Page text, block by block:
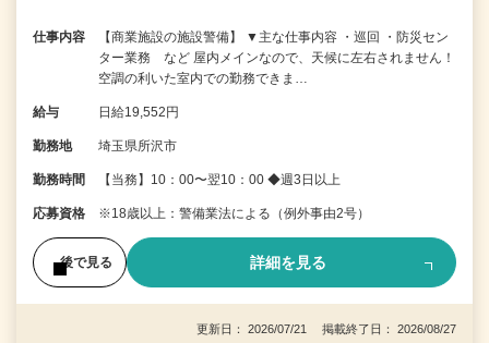
仕事内容
【商業施設の施設警備】 ▼主な仕事内容 ・巡回 ・防災セン
ター業務 など 屋内メインなので、天候に左右されません！
空調の利いた室内での勤務できま…
給与 日給19,552円
勤務地 埼玉県所沢市
勤務時間 【当務】10：00〜翌10：00 ◆週3日以上
応募資格 ※18歳以上：警備業法による（例外事由2号）
後で見る 詳細を見る
更新日： 2026/07/21 掲載終了日： 2026/08/27